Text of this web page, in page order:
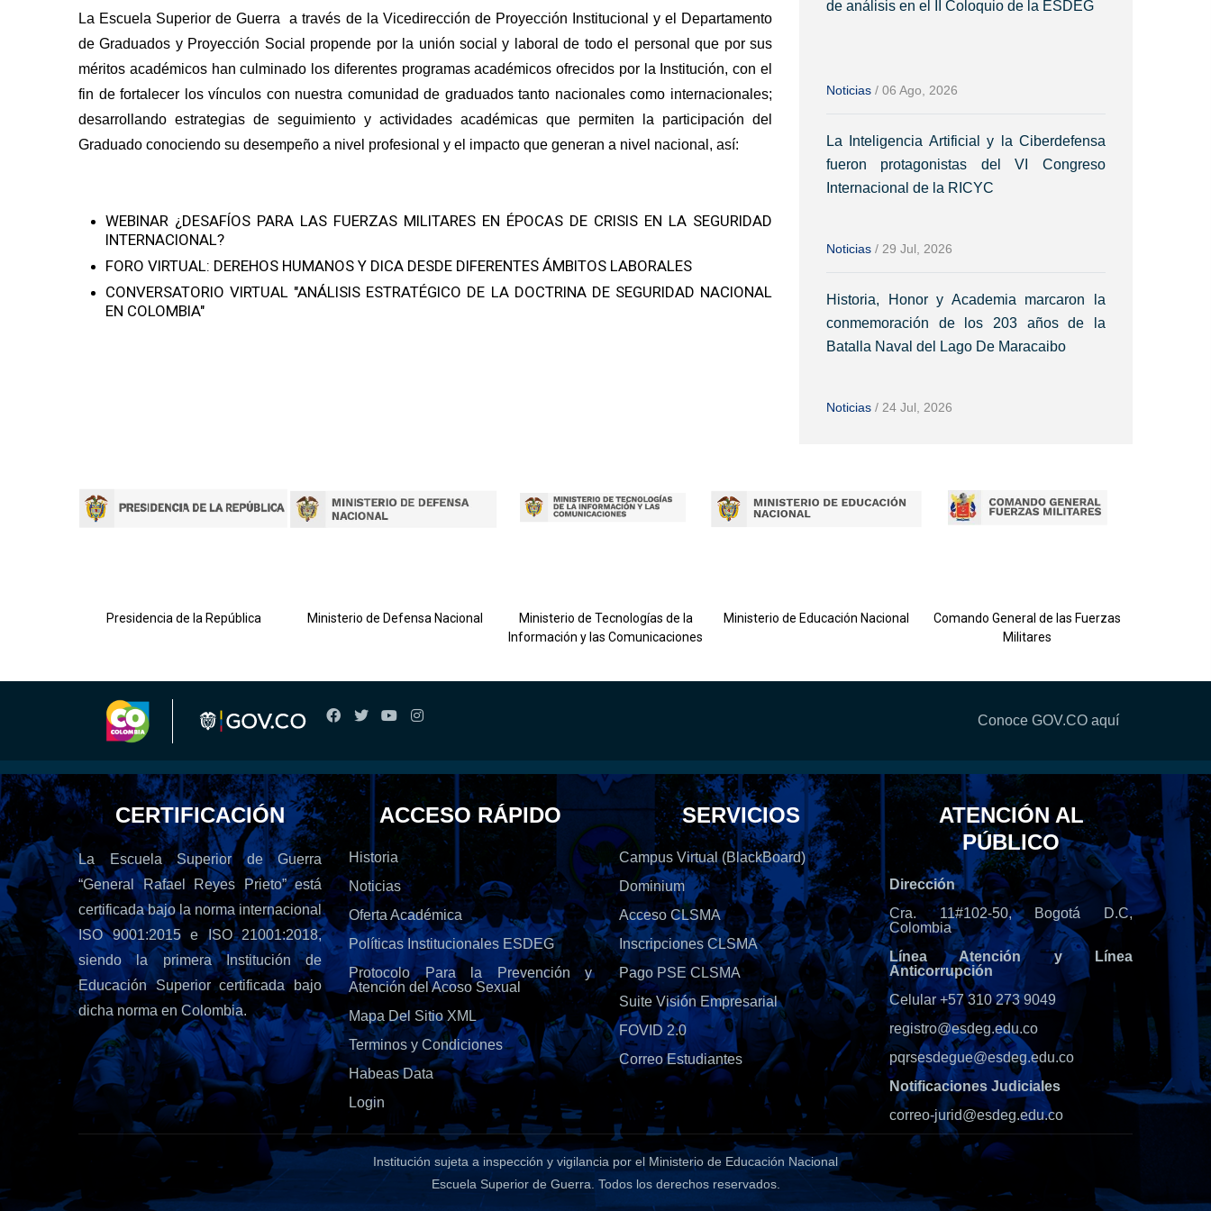
La Escuela Superior de Guerra a través de la Vicedirección de Proyección Institucional y el Departamento
de Graduados y Proyección Social propende por la unión social y laboral de todo el personal que por sus
méritos académicos han culminado los diferentes programas académicos ofrecidos por la Institución, con el
fin de fortalecer los vínculos con nuestra comunidad de graduados tanto nacionales como internacionales;
desarrollando estrategias de seguimiento y actividades académicas que permiten la participación del
Graduado conociendo su desempeño a nivel profesional y el impacto que generan a nivel nacional, así:
WEBINAR ¿DESAFÍOS PARA LAS FUERZAS MILITARES EN ÉPOCAS DE CRISIS EN LA SEGURIDAD
INTERNACIONAL?
FORO VIRTUAL: DEREHOS HUMANOS Y DICA DESDE DIFERENTES ÁMBITOS LABORALES
CONVERSATORIO VIRTUAL "ANÁLISIS ESTRATÉGICO DE LA DOCTRINA DE SEGURIDAD NACIONAL
EN COLOMBIA"
de análisis en el II Coloquio de la ESDEG
Noticias / 06 Ago, 2026
La Inteligencia Artificial y la Ciberdefensa
fueron protagonistas del VI Congreso
Internacional de la RICYC
Noticias / 29 Jul, 2026
Historia, Honor y Academia marcaron la
conmemoración de los 203 años de la
Batalla Naval del Lago De Maracaibo
Noticias / 24 Jul, 2026
Presidencia de la República
Ministerio de Defensa Nacional
Ministerio de Tecnologías de la
Información y las Comunicaciones
Ministerio de Educación Nacional
Comando General de las Fuerzas
Militares
Conoce GOV.CO aquí
CERTIFICACIÓN
La Escuela Superior de Guerra
“General Rafael Reyes Prieto” está
certificada bajo la norma internacional
ISO 9001:2015 e ISO 21001:2018,
siendo la primera Institución de
Educación Superior certificada bajo
dicha norma en Colombia.
ACCESO RÁPIDO
Historia
Noticias
Oferta Académica
Políticas Institucionales ESDEG
Protocolo Para la Prevención y
Atención del Acoso Sexual
Mapa Del Sitio XML
Terminos y Condiciones
Habeas Data
Login
SERVICIOS
Campus Virtual (BlackBoard)
Dominium
Acceso CLSMA
Inscripciones CLSMA
Pago PSE CLSMA
Suite Visión Empresarial
FOVID 2.0
Correo Estudiantes
ATENCIÓN AL
PÚBLICO
Dirección
Cra. 11#102-50, Bogotá D.C,
Colombia
Línea Atención y Línea
Anticorrupción
Celular +57 310 273 9049
registro@esdeg.edu.co
pqrsesdegue@esdeg.edu.co
Notificaciones Judiciales
correo-jurid@esdeg.edu.co
Institución sujeta a inspección y vigilancia por el Ministerio de Educación Nacional
Escuela Superior de Guerra. Todos los derechos reservados.